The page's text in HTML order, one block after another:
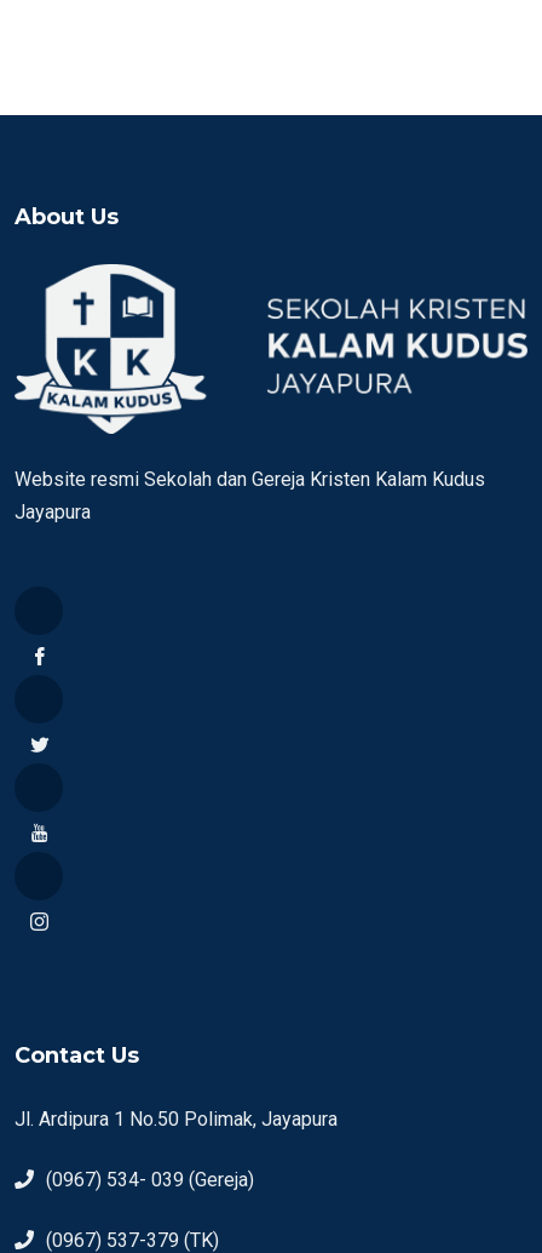
About Us
Website resmi Sekolah dan Gereja Kristen Kalam Kudus
Jayapura
Contact Us
Jl. Ardipura 1 No.50 Polimak, Jayapura
(0967) 534- 039 (Gereja)
(0967) 537-379 (TK)